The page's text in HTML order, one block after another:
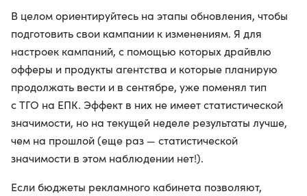
В целом ориентируйтесь на этапы обновления, чтобы
подготовить свои кампании к изменениям. Я для
настроек кампаний, с помощью которых драйвлю
офферы и продукты агентства и которые планирую
продолжать вести и в сентябре, уже поменял тип
с ТГО на ЕПК. Эффект в них не имеет статистической
значимости, но на текущей неделе результаты лучше,
чем на прошлой (еще раз — статистической
значимости в этом наблюдении нет!).
Если бюджеты рекламного кабинета позволяют,